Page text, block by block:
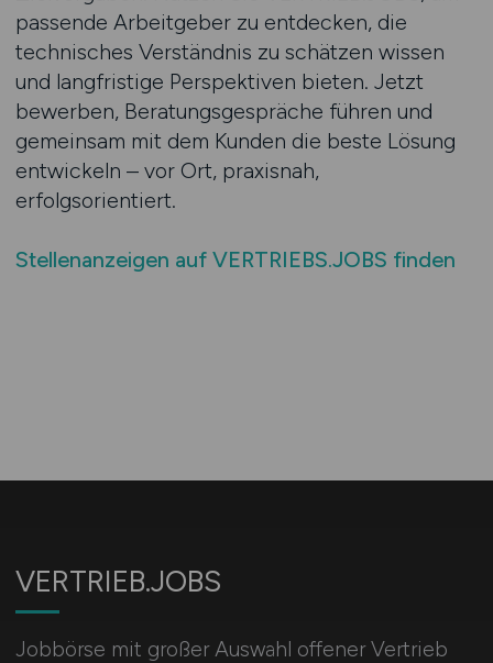
passende Arbeitgeber zu entdecken, die
technisches Verständnis zu schätzen wissen
und langfristige Perspektiven bieten. Jetzt
bewerben, Beratungsgespräche führen und
gemeinsam mit dem Kunden die beste Lösung
entwickeln – vor Ort, praxisnah,
erfolgsorientiert.
Stellenanzeigen auf VERTRIEBS.JOBS finden
VERTRIEB.JOBS
Jobbörse mit großer Auswahl offener Vertrieb